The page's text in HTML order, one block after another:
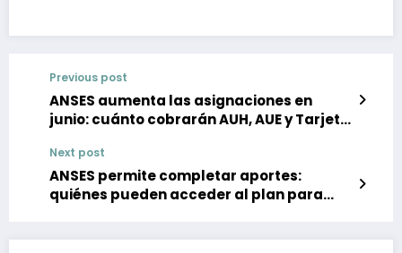
Previous post
ANSES aumenta las asignaciones en
junio: cuánto cobrarán AUH, AUE y Tarjeta
Next post
ANSES permite completar aportes:
quiénes pueden acceder al plan para